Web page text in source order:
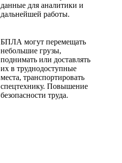
данные для аналитики и
дальнейшей работы.
БПЛА могут перемещать
небольшие грузы,
поднимать или доставлять
их в труднодоступные
места, транспортировать
спецтехнику. Повышение
безопасности труда.